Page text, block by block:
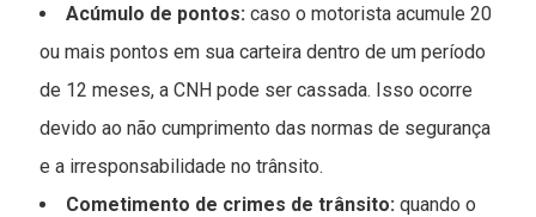
Acúmulo de pontos: caso o motorista acumule 20
ou mais pontos em sua carteira dentro de um período
de 12 meses, a CNH pode ser cassada. Isso ocorre
devido ao não cumprimento das normas de segurança
e a irresponsabilidade no trânsito.
Cometimento de crimes de trânsito: quando o